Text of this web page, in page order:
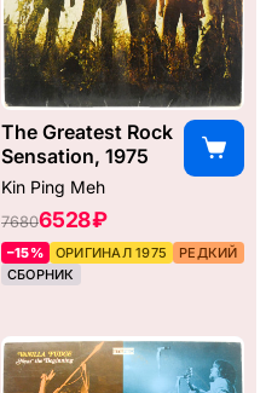
The Greatest Rock
Sensation, 1975
Kin Ping Meh
76806528 ₽
–15% ОРИГИНАЛ 1975
РЕДКИЙ
СБОРНИК